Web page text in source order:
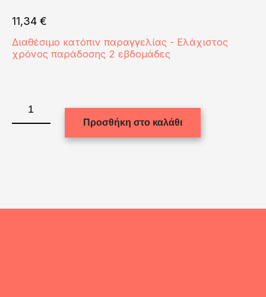
11,34 €
Διαθέσιμο κατόπιν παραγγελίας - Ελάχιστος
χρόνος παράδοσης 2 εβδομάδες
SHOPPING
Προσθήκη στο καλάθι